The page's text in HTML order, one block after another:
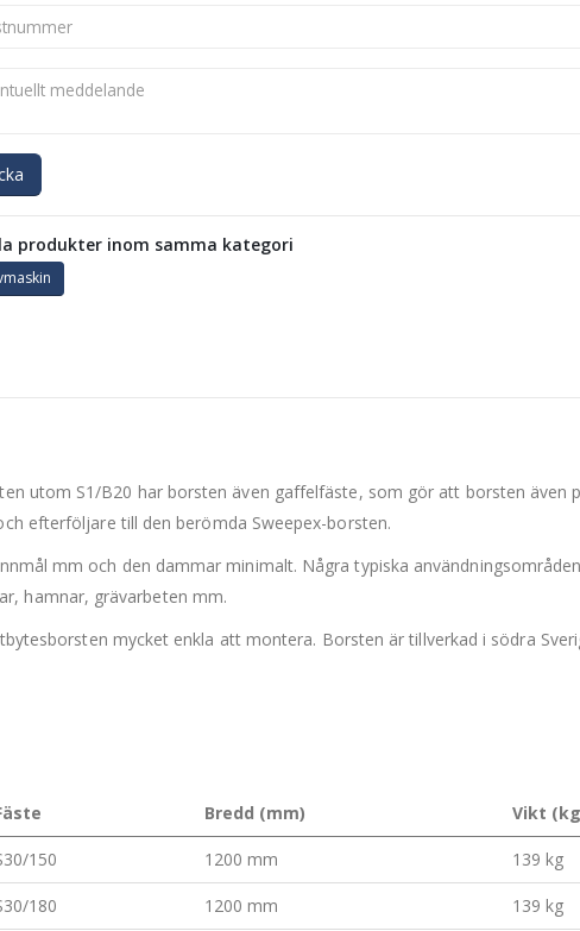
produkter inom samma kategori
utom S1/B20 har borsten även gaffelfäste, som gör att borsten även
efterföljare till den berömda Sweepex-borsten.
mm och den dammar minimalt. Några typiska
hamnar, grävarbeten mm.
mycket enkla att montera. Borsten är tillverkad i södra
Bredd (mm) Vikt
150 1200 mm 139 kg
180 1200 mm 139 kg